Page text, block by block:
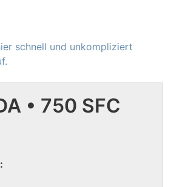
schnell und unkompliziert
• 750 SFC